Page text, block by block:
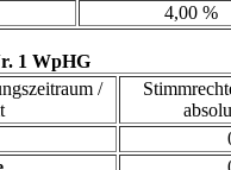
4,00 %
1 WpHG
/